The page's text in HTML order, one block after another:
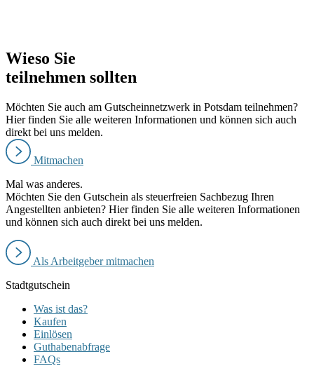
Wieso Sie
teilnehmen sollten
Möchten Sie auch am Gutscheinnetzwerk in Potsdam teilnehmen?
Hier finden Sie alle weiteren Informationen und können sich auch
direkt bei uns melden.
Mitmachen
Mal was anderes.
Möchten Sie den Gutschein als steuerfreien Sachbezug Ihren
Angestellten anbieten? Hier finden Sie alle weiteren Informationen
und können sich auch direkt bei uns melden.
Als Arbeitgeber mitmachen
Stadtgutschein
Was ist das?
Kaufen
Einlösen
Guthabenabfrage
FAQs